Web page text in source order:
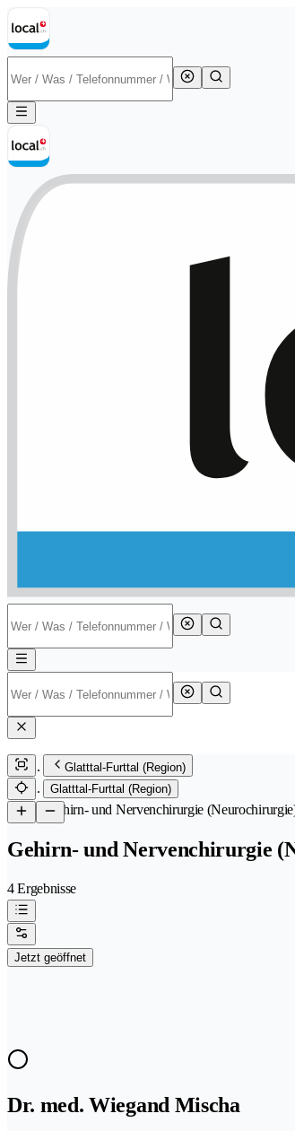
Glatttal-Furttal (Region)
Glatttal-Furttal (Region)
/Gehirn- und Nervenchirurgie
Gehirn- und Nervenchirurgie
4 Ergebnisse
Jetzt geöffnet
Dr. med. Wiegand Mischa